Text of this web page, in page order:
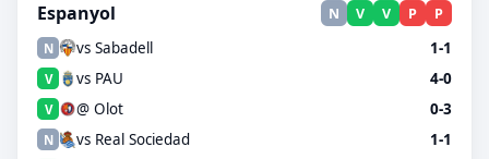
Espanyol
N V V P P
N vs Sabadell 1-1
V vs PAU 4-0
V @ Olot 0-3
N vs Real Sociedad 1-1